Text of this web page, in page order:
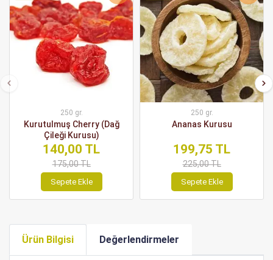
250 gr.
Kurutulmuş Cherry (Dağ
Çileği Kurusu)
140,00 TL
175,00 TL
Sepete Ekle
250 gr.
Ananas Kurusu
199,75 TL
225,00 TL
Sepete Ekle
Ürün Bilgisi Değerlendirmeler